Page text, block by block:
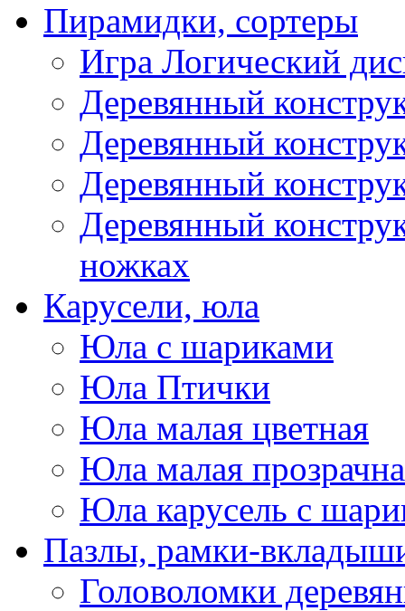
Пирамидки, сортеры
Игра Логический
Деревянный
Деревянный
Деревянный
Деревянный
ножках
Карусели, юла
Юла с шариками
Юла Птички
Юла малая цветная
Юла малая
Юла карусель с
Пазлы, рамки-
Головоломки